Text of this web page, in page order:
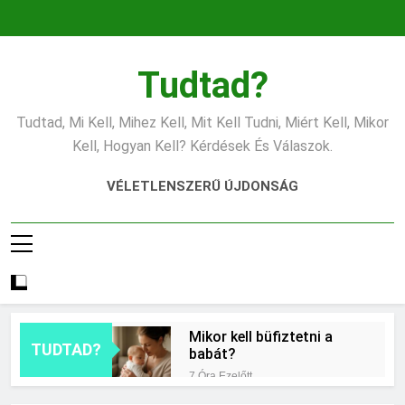
Tudtad?
Tudtad, Mi Kell, Mihez Kell, Mit Kell Tudni, Miért Kell, Mikor
Kell, Hogyan Kell? Kérdések És Válaszok.
VÉLETLENSZERŰ ÚJDONSÁG
TUDTAD?
Mikor kell büfiztetni a
babát?
7 Óra Ezelőtt